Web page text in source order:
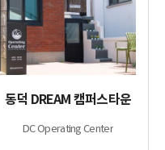
동덕 DREAM 캠퍼스타운
DC Operating Center